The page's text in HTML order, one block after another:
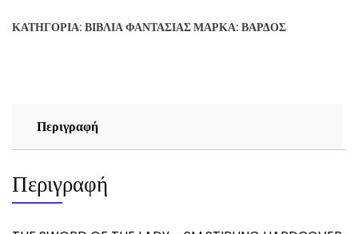
LADY
ΚΑΤΗΓΟΡΊΑ: ΒΙΒΛΊΑ ΦΑΝΤΑΣΊΑΣΜΆΡΚΑ: ΒΆΡΔΟΣ
Περιγραφή
Περιγραφή